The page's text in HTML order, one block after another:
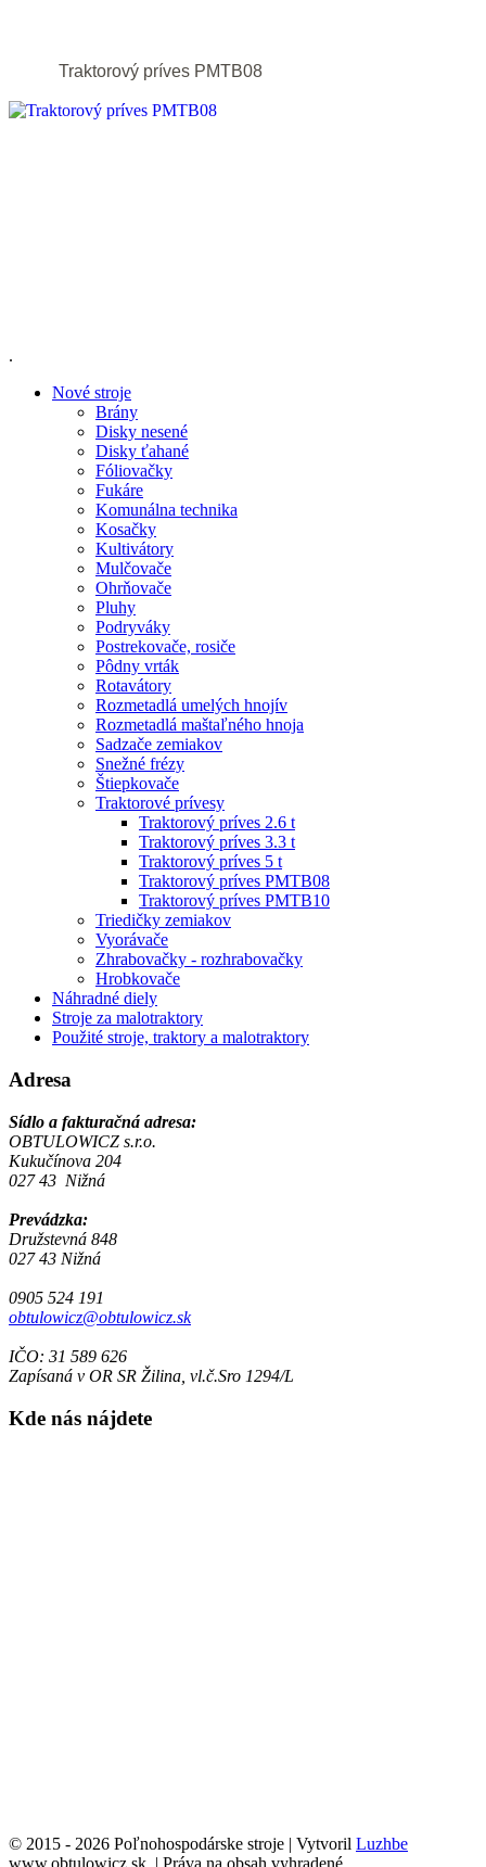
Traktorový príves PMTB08
.
Nové stroje
Brány
Disky nesené
Disky ťahané
Fóliovačky
Fukáre
Komunálna technika
Kosačky
Kultivátory
Mulčovače
Ohrňovače
Pluhy
Podryváky
Postrekovače, rosiče
Pôdny vrták
Rotavátory
Rozmetadlá umelých hnojív
Rozmetadlá maštaľného hnoja
Sadzače zemiakov
Snežné frézy
Štiepkovače
Traktorové prívesy
Traktorový príves 2.6 t
Traktorový príves 3.3 t
Traktorový príves 5 t
Traktorový príves PMTB08
Traktorový príves PMTB10
Triedičky zemiakov
Vyorávače
Zhrabovačky - rozhrabovačky
Hrobkovače
Náhradné diely
Stroje za malotraktory
Použité stroje, traktory a malotraktory
Adresa
Sídlo a fakturačná adresa:
OBTULOWICZ s.r.o.
Kukučínova 204
027 43 Nižná
Prevádzka:
Družstevná 848
027 43 Nižná
0905 524 191
obtulowicz@obtulowicz.sk
IČO: 31 589 626
Zapísaná v OR SR Žilina, vl.č.Sro 1294/L
Kde nás nájdete
© 2015 - 2026 Poľnohospodárske stroje | Vytvoril Luzhbe